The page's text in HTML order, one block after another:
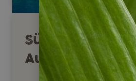
Südliche
Austral